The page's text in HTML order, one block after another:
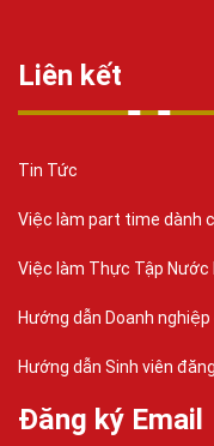
Liên kết
Tin Tức
Việc làm part time dành
Việc làm Thực Tập Nước
Hướng dẫn Doanh
Hướng dẫn Sinh viên
Đăng ký Email